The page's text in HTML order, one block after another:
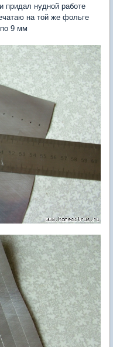
придал нудной работе
на той же фольге
9 мм